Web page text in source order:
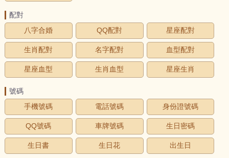
配對
八字合婚
QQ配對 星座配對
生肖配對 名字配對 血型配對
星座血型 生肖血型 星座生肖
號碼
手機號碼
電話號碼 身份證號碼
QQ號碼 車牌號碼 生日密碼
生日書 生日花 出生日